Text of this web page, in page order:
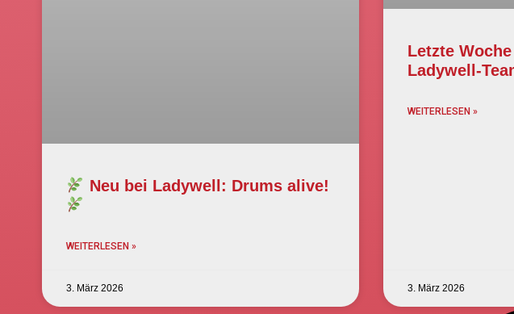
Neu bei Ladywell: Drums alive!
WEITERLESEN »
3. März 2026
Letzte
Ladywell-
WEITERLESEN »
3. März 2026